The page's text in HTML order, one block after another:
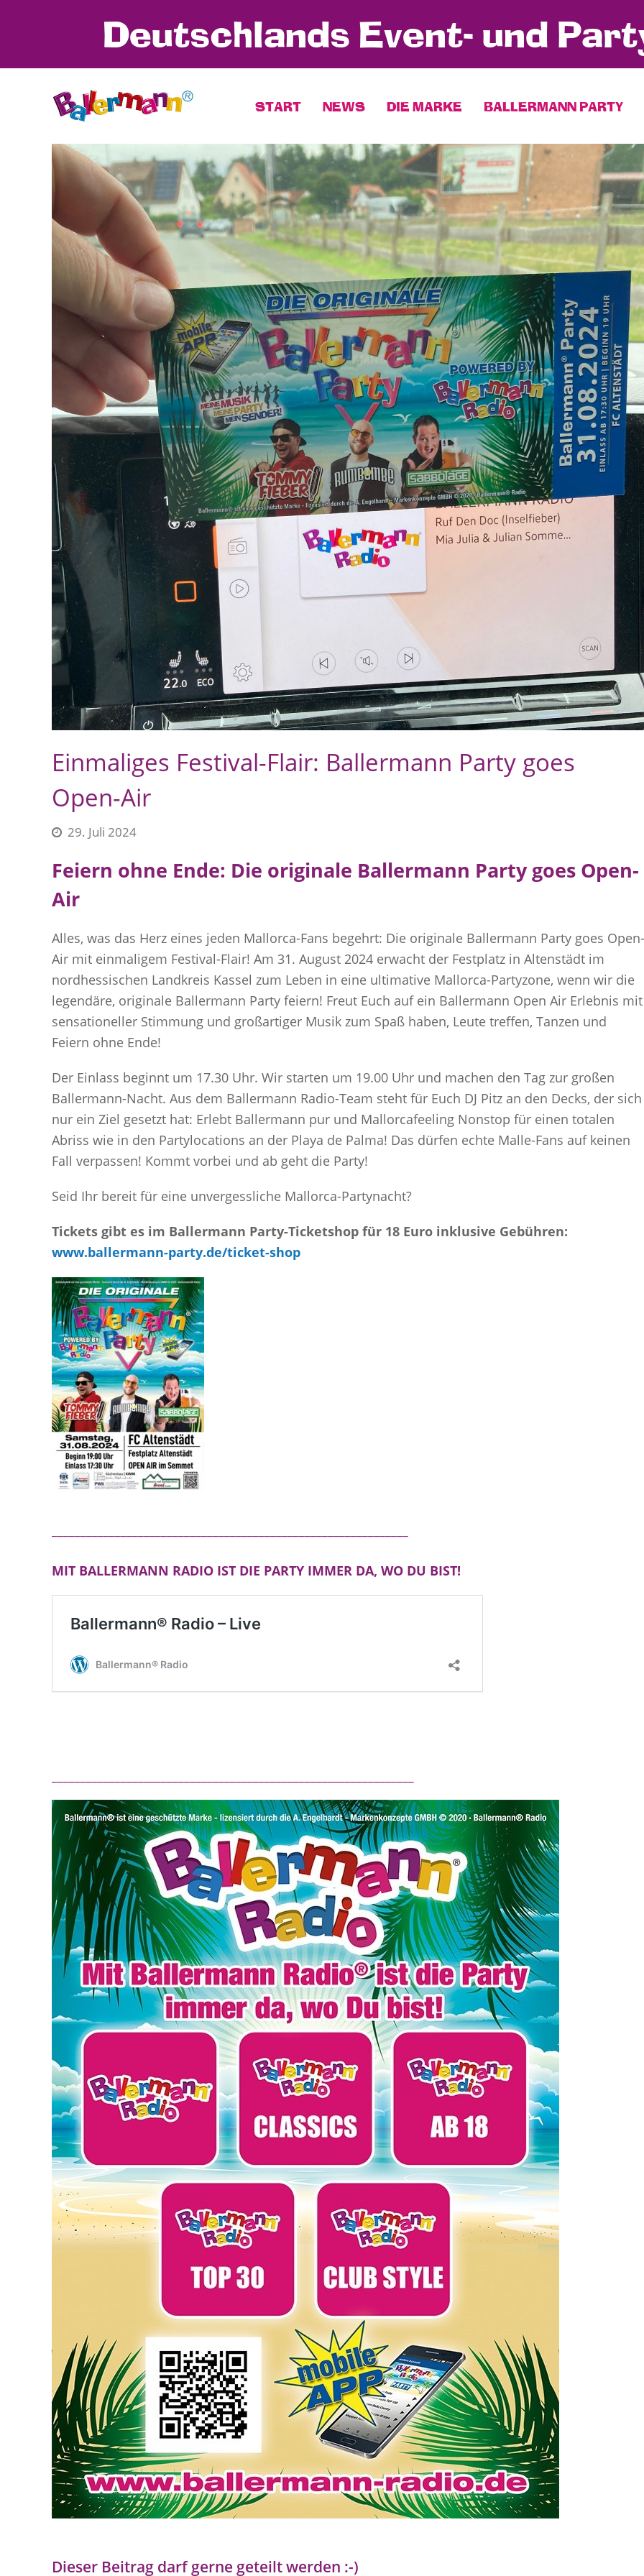
Deutschlands Event- und
START NEWS DIE MARKE BALLERMANN PARTY
Einmaliges Festival-Flair: Ballermann Party goes
Open-Air
29. Juli 2024
Feiern ohne Ende: Die originale Ballermann Party goes Open-
Air
Alles, was das Herz eines jeden Mallorca-Fans begehrt: Die originale Ballermann Party goes Open-
Air mit einmaligem Festival-Flair! Am 31. August 2024 erwacht der Festplatz in Altenstädt im
nordhessischen Landkreis Kassel zum Leben in eine ultimative Mallorca-Partyzone, wenn wir die
legendäre, originale Ballermann Party feiern! Freut Euch auf ein Ballermann Open Air Erlebnis mit
sensationeller Stimmung und großartiger Musik zum Spaß haben, Leute treffen, Tanzen und
Feiern ohne Ende!
Der Einlass beginnt um 17.30 Uhr. Wir starten um 19.00 Uhr und machen den Tag zur großen
Ballermann-Nacht. Aus dem Ballermann Radio-Team steht für Euch DJ Pitz an den Decks, der sich
nur ein Ziel gesetzt hat: Erlebt Ballermann pur und Mallorcafeeling Nonstop für einen totalen
Abriss wie in den Partylocations an der Playa de Palma! Das dürfen echte Malle-Fans auf keinen
Fall verpassen! Kommt vorbei und ab geht die Party!
Seid Ihr bereit für eine unvergessliche Mallorca-Partynacht?
Tickets gibt es im Ballermann Party-Ticketshop für 18 Euro inklusive Gebühren:
www.ballermann-party.de/ticket-shop
MIT BALLERMANN RADIO IST DIE PARTY IMMER DA, WO DU BIST!
Dieser Beitrag darf gerne geteilt werden :-)